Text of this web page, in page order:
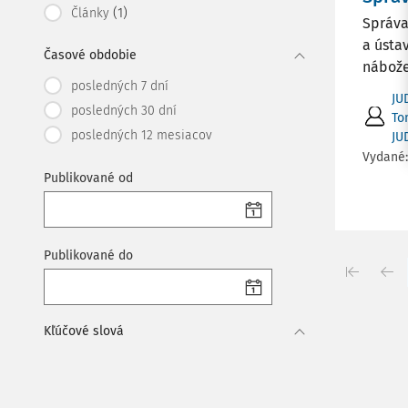
Články (1)
Časové obdobie
posledných 7 dní
posledných 30 dní
posledných 12 mesiacov
Publikované od
Publikované do
Kľúčové slová
a
Vydané: